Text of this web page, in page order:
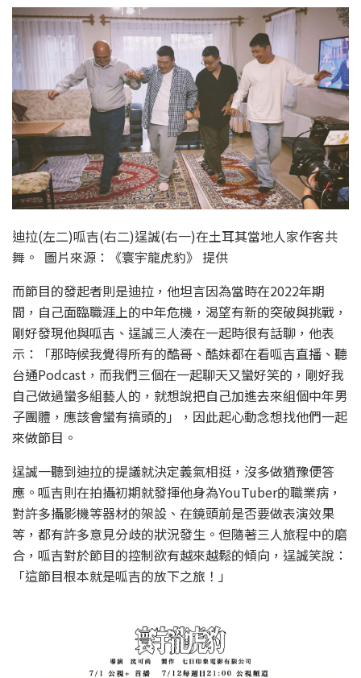
迪拉(左二)呱吉(右二)逞誠(右一)在土耳其當地人家作客共
舞。 圖片來源：《寰宇龍虎豹》 提供
而節目的發起者則是迪拉，他坦言因為當時在2022年期
間，自己面臨職涯上的中年危機，渴望有新的突破與挑戰，
剛好發現他與呱吉、逞誠三人湊在一起時很有話聊，他表
示：「那時候我覺得所有的酷哥、酷妹都在看呱吉直播、聽
台通Podcast，而我們三個在一起聊天又蠻好笑的，剛好我
自己做過蠻多組藝人的，就想說把自己加進去來組個中年男
子團體，應該會蠻有搞頭的」，因此起心動念想找他們一起
來做節目。
逞誠一聽到迪拉的提議就決定義氣相挺，沒多做猶豫便答
應。呱吉則在拍攝初期就發揮他身為YouTuber的職業病，
對許多攝影機等器材的架設、在鏡頭前是否要做表演效果
等，都有許多意見分歧的狀況發生。但隨著三人旅程中的磨
合，呱吉對於節目的控制欲有越來越鬆的傾向，逞誠笑說：
「這節目根本就是呱吉的放下之旅！」